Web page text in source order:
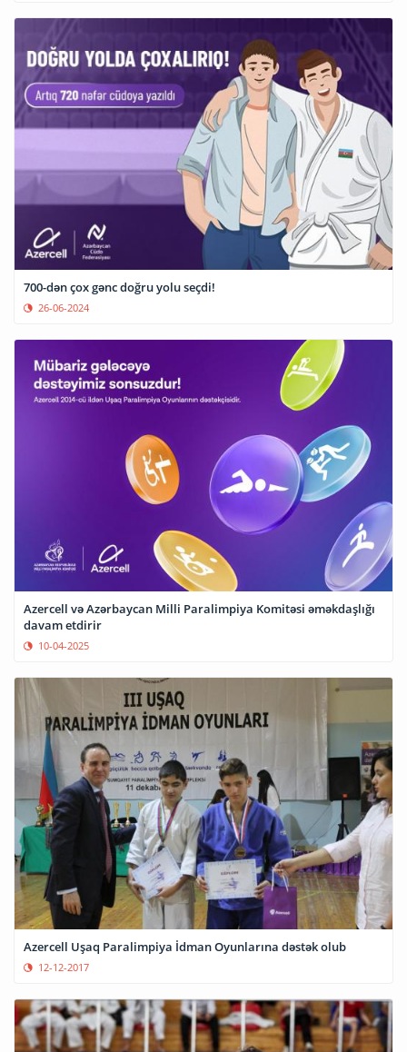
700-dən çox gənc doğru yolu seçdi!
26-06-2024
Azercell və Azərbaycan Milli Paralimpiya Komitəsi əməkdaşlığı
davam etdirir
10-04-2025
Azercell Uşaq Paralimpiya İdman Oyunlarına dəstək olub
12-12-2017